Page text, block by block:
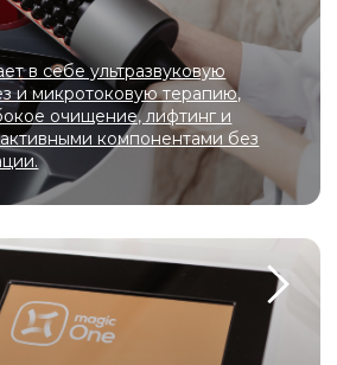
свою естественную
и здоровье, а также
и делаем всё возможное,
с улыбкой и желанием
снова!